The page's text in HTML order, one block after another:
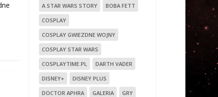
A STAR WARS STORY
BOBA FETT
COSPLAY
COSPLAY GWIEZDNE WOJNY
COSPLAY STAR WARS
COSPLAYTIME.PL
DARTH VADER
DISNEY+
DISNEY PLUS
DOCTOR APHRA
GALERIA
GRY